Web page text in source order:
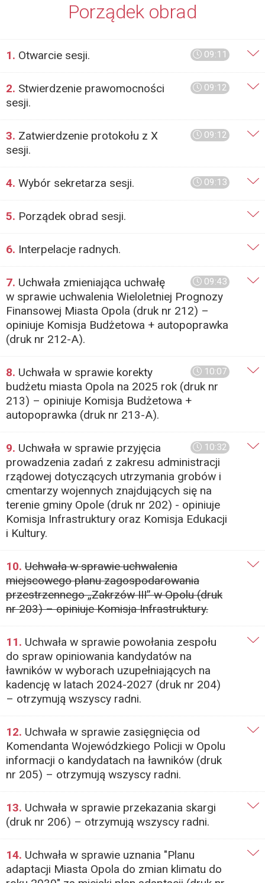
Porządek obrad
09:11
1. Otwarcie sesji.
09:12
2. Stwierdzenie prawomocności
sesji.
09:12
3. Zatwierdzenie protokołu z X
sesji.
09:13
4. Wybór sekretarza sesji.
5. Porządek obrad sesji.
6. Interpelacje radnych.
09:43
7. Uchwała zmieniająca uchwałę
w sprawie uchwalenia Wieloletniej Prognozy
Finansowej Miasta Opola (druk nr 212) –
opiniuje Komisja Budżetowa + autopoprawka
(druk nr 212-A).
10:07
8. Uchwała w sprawie korekty
budżetu miasta Opola na 2025 rok (druk nr
213) – opiniuje Komisja Budżetowa +
autopoprawka (druk nr 213-A).
10:32
9. Uchwała w sprawie przyjęcia
prowadzenia zadań z zakresu administracji
rządowej dotyczących utrzymania grobów i
cmentarzy wojennych znajdujących się na
terenie gminy Opole (druk nr 202) - opiniuje
Komisja Infrastruktury oraz Komisja Edukacji
i Kultury.
10. Uchwała w sprawie uchwalenia
miejscowego planu zagospodarowania
przestrzennego „Zakrzów III” w Opolu (druk
nr 203) – opiniuje Komisja Infrastruktury.
11. Uchwała w sprawie powołania zespołu
do spraw opiniowania kandydatów na
ławników w wyborach uzupełniających na
kadencję w latach 2024-2027 (druk nr 204)
– otrzymują wszyscy radni.
12. Uchwała w sprawie zasięgnięcia od
Komendanta Wojewódzkiego Policji w Opolu
informacji o kandydatach na ławników (druk
nr 205) – otrzymują wszyscy radni.
13. Uchwała w sprawie przekazania skargi
(druk nr 206) – otrzymują wszyscy radni.
14. Uchwała w sprawie uznania "Planu
adaptacji Miasta Opola do zmian klimatu do